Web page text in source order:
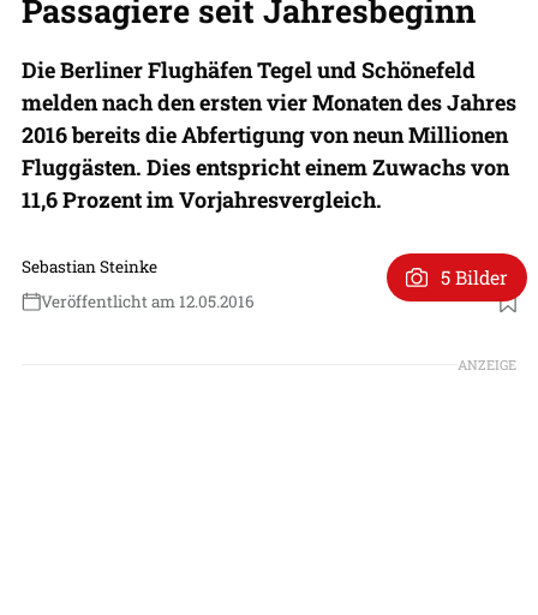
Passagiere seit Jahresbeginn
Die Berliner Flughäfen Tegel und Schönefeld
melden nach den ersten vier Monaten des Jahres
2016 bereits die Abfertigung von neun Millionen
Fluggästen. Dies entspricht einem Zuwachs von
11,6 Prozent im Vorjahresvergleich.
Sebastian Steinke
Veröffentlicht am 12.05.2016
5 Bilder
ANZEIGE